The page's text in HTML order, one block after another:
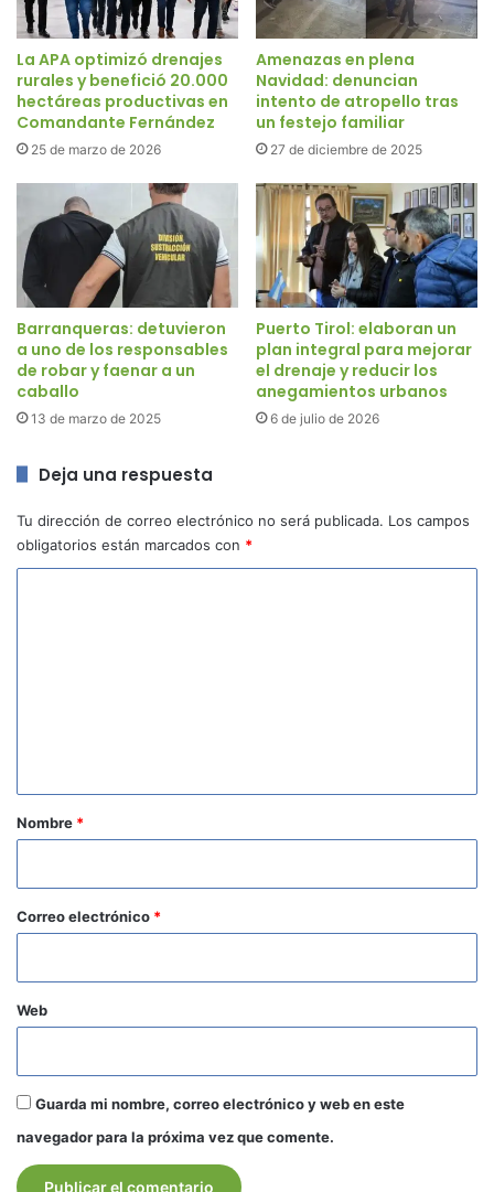
La APA optimizó drenajes
rurales y benefició 20.000
hectáreas productivas en
Comandante Fernández
25 de marzo de 2026
Amenazas en plena
Navidad: denuncian
intento de atropello tras
un festejo familiar
27 de diciembre de 2025
Barranqueras: detuvieron
a uno de los responsables
de robar y faenar a un
caballo
13 de marzo de 2025
Puerto Tirol: elaboran un
plan integral para mejorar
el drenaje y reducir los
anegamientos urbanos
6 de julio de 2026
Deja una respuesta
Tu dirección de correo electrónico no será publicada. Los campos
obligatorios están marcados con *
r
*
Nombre *
Correo electrónico *
Web
Guarda mi nombre, correo electrónico y web en este
navegador para la próxima vez que comente.